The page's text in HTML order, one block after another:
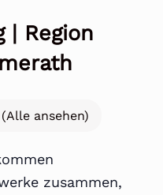
| Region
(Alle ansehen)
zusammen,